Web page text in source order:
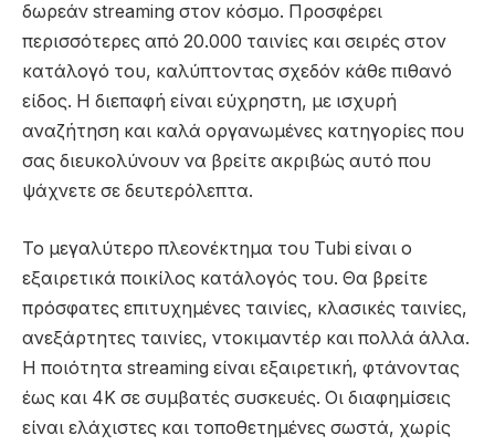
δωρεάν streaming στον κόσμο. Προσφέρει
περισσότερες από 20.000 ταινίες και σειρές στον
κατάλογό του, καλύπτοντας σχεδόν κάθε πιθανό
είδος. Η διεπαφή είναι εύχρηστη, με ισχυρή
αναζήτηση και καλά οργανωμένες κατηγορίες που
σας διευκολύνουν να βρείτε ακριβώς αυτό που
ψάχνετε σε δευτερόλεπτα.
Το μεγαλύτερο πλεονέκτημα του Tubi είναι ο
εξαιρετικά ποικίλος κατάλογός του. Θα βρείτε
πρόσφατες επιτυχημένες ταινίες, κλασικές ταινίες,
ανεξάρτητες ταινίες, ντοκιμαντέρ και πολλά άλλα.
Η ποιότητα streaming είναι εξαιρετική, φτάνοντας
έως και 4K σε συμβατές συσκευές. Οι διαφημίσεις
είναι ελάχιστες και τοποθετημένες σωστά, χωρίς